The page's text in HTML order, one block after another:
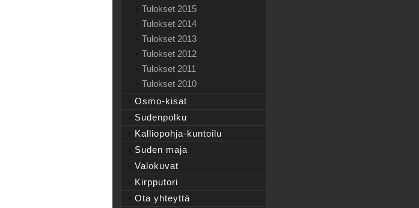
Tulokset 2015
Tulokset 2014
Tulokset 2013
Tulokset 2012
Tulokset 2011
Tulokset 2010
Osmo-kisat
Sudenpolku
Kalliopohja-kuntoilu
Suden maja
Valokuvat
Kirpputori
Ota yhteyttä